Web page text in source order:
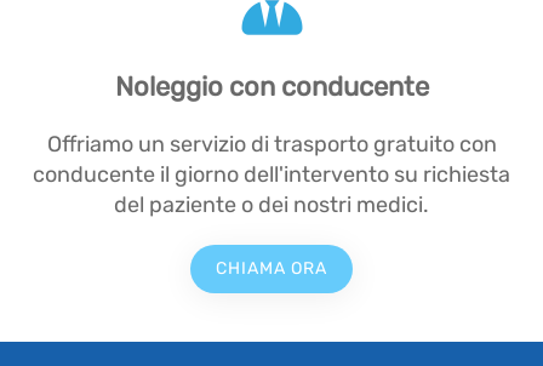
Noleggio con conducente
Offriamo un servizio di trasporto gratuito con
conducente il giorno dell'intervento su richiesta
del paziente o dei nostri medici.
CHIAMA ORA